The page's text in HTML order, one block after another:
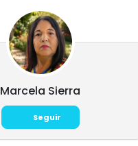
Marcela Sierra
Seguir